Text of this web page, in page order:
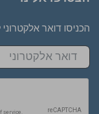
הכניסו דואר